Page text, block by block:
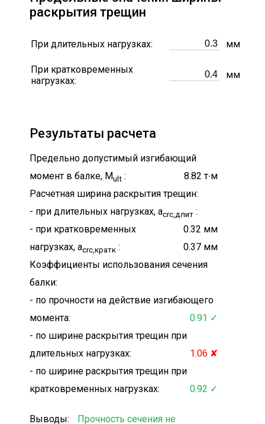
раскрытия трещин
При длительных нагрузках: мм
При кратковременных
нагрузках:
мм
Результаты расчета
Предельно допустимый изгибающий
момент в балке, Mult :
8.82 т∙м
Расчетная ширина раскрытия трещин:
- при длительных нагрузках, аcrc,длит :
0.32 мм
- при кратковременных
нагрузках, аcrc,кратк :
0.37 мм
Коэффициенты использования сечения
балки:
- по прочности на действие изгибающего
момента:
0.91 ✓
- по ширине раскрытия трещин при
длительных нагрузках:
1.06 ✘
- по ширине раскрытия трещин при
кратковременных нагрузках:
0.92 ✓
Выводы: Прочность сечения не